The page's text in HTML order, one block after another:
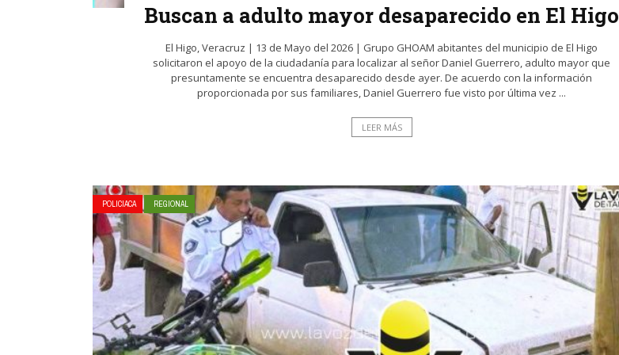
Buscan a adulto mayor desaparecido en El Higo
El Higo, Veracruz | 13 de Mayo del 2026 | Grupo GHOAM abitantes del municipio de El Higo
solicitaron el apoyo de la ciudadanía para localizar al señor Daniel Guerrero, adulto mayor que
presuntamente se encuentra desaparecido desde ayer. De acuerdo con la información
proporcionada por sus familiares, Daniel Guerrero fue visto por última vez ...
LEER MÁS
POLICIACA REGIONAL